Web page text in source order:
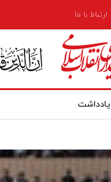
ارتباط با ما
یادداشت